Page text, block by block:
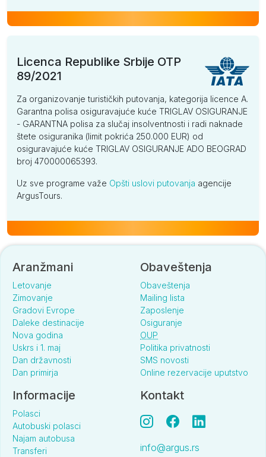
Licenca Republike Srbije OTP
89/2021
Za organizovanje turističkih putovanja, kategorija licence A.
Garantna polisa osiguravajuće kuće TRIGLAV OSIGURANJE
- GARANTNA polisa za slučaj insolventnosti i radi naknade
štete osiguranika (limit pokrića 250.000 EUR) od
osiguravajuće kuće TRIGLAV OSIGURANJE ADO BEOGRAD
broj 470000065393.
Uz sve programe važe Opšti uslovi putovanja agencije
ArgusTours.
Aranžmani
Letovanje
Zimovanje
Gradovi Evrope
Daleke destinacije
Nova godina
Uskrs i 1. maj
Dan državnosti
Dan primirja
Obaveštenja
Obaveštenja
Mailing lista
Zaposlenje
Osiguranje
OUP
Politika privatnosti
SMS novosti
Online rezervacije uputstvo
Informacije
Polasci
Autobuski polasci
Najam autobusa
Transferi
Kontakt
info@argus.rs